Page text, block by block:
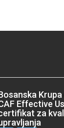
Effective
za